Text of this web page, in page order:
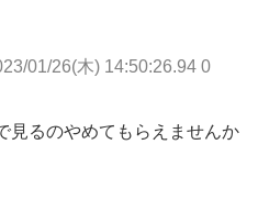
01/26(木) 14:50:26.94 0
見るのやめてもらえませんか